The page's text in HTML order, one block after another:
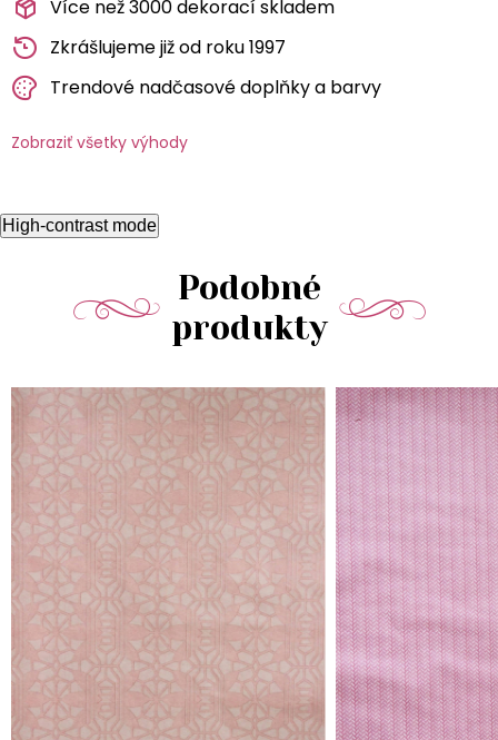
Více než 3000 dekorací skladem
Zkrášlujeme již od roku 1997
Trendové nadčasové doplňky a barvy
Zobraziť všetky výhody
High-contrast mode
Podobné
produkty